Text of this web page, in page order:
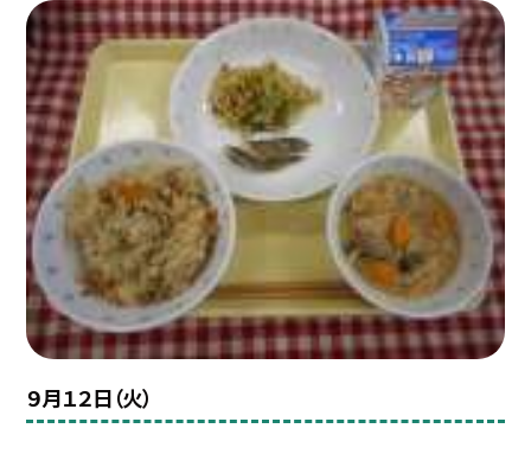
９月１２日（火）